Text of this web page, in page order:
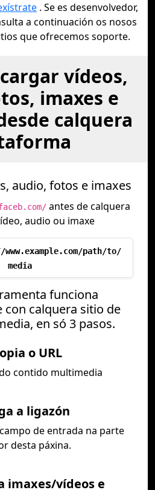
. Se es desenvolvedor,
a continuación os nosos
que ofrecemos soporte.
vídeos,
imaxes e
calquera
audio, fotos e imaxes
antes de calquera
audio ou imaxe
path/to/
media
funciona
calquera sitio de
en só 3 pasos.
o URL
contido multimedia
a ligazón
de entrada na parte
desta páxina.
imaxes/vídeos e